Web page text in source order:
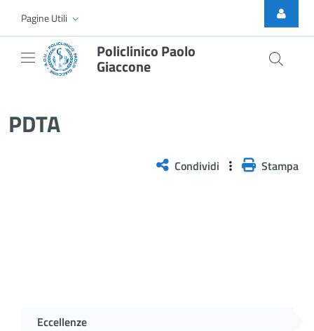
Skip to Main Content
Pagine Utili
Policlinico Paolo
Giaccone
PDTA
Condividi Stampa
Eccellenze